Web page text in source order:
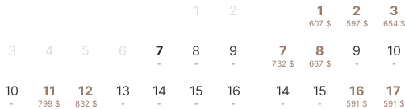
1 2
3 4 5 6 7
-
8
-
9
-
10
-
11
799 $
12
832 $
13
-
14
-
15
-
16
-
1
607 $
2
597 $
3
654 $
7
732 $
8
667 $
9
-
10
-
14
-
15
-
16
591 $
17
591 $